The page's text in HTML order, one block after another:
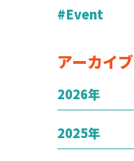
#Event
アーカイブ
2026年
2025年